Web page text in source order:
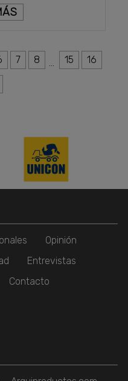
7 8 15 16
Opinión
Entrevistas
Contacto